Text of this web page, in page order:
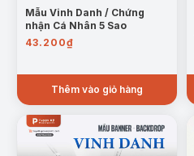
Mẫu Vinh Danh / Chứng
nhận Cá Nhân 5 Sao
43.200₫
Thêm vào giỏ hàng